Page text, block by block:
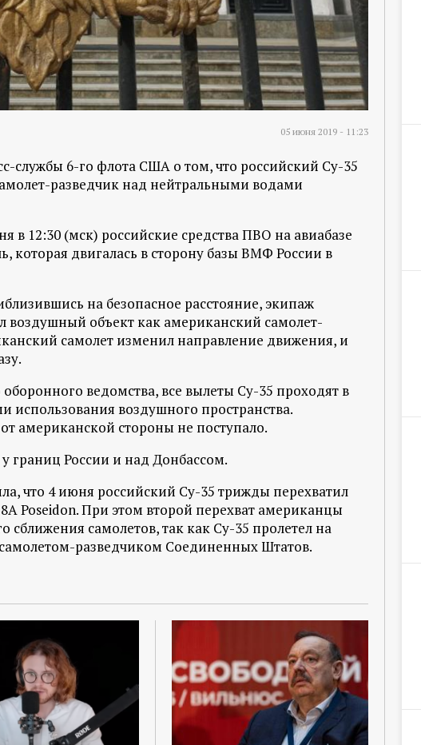
05 июня 2019 - 11:23
службы 6-го флота США о том, что российский Су-35
разведчик над нейтральными водами
в 12:30 (мск) российские средства ПВО на авиабазе
двигалась в сторону базы ВМФ России в
на безопасное расстояние, экипаж
воздушный объект как американский самолет-
самолет изменил направление движения, и
ведомства, все вылеты Су-35 проходят в
воздушного пространства.
американской стороны не поступало.
границ России и над Донбассом.
что 4 июня российский Су-35 трижды перехватил
Poseidon. При этом второй перехват американцы
сближения самолетов, так как Су-35 пролетел на
разведчиком Соединенных Штатов.